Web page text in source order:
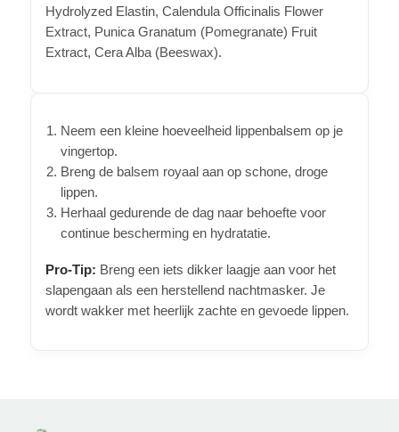
Hydrolyzed Elastin, Calendula Officinalis Flower
Extract, Punica Granatum (Pomegranate) Fruit
Extract, Cera Alba (Beeswax).
Neem een kleine hoeveelheid lippenbalsem op je
vingertop.
Breng de balsem royaal aan op schone, droge
lippen.
Herhaal gedurende de dag naar behoefte voor
continue bescherming en hydratatie.
Pro-Tip: Breng een iets dikker laagje aan voor het
slapengaan als een herstellend nachtmasker. Je
wordt wakker met heerlijk zachte en gevoede lippen.